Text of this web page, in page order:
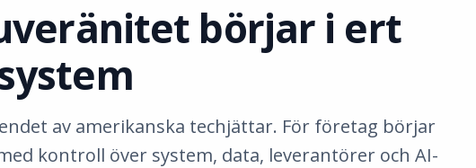
börjar i ert
av amerikanska techjättar. För företag börjar
kontroll över system, data, leverantörer och AI-